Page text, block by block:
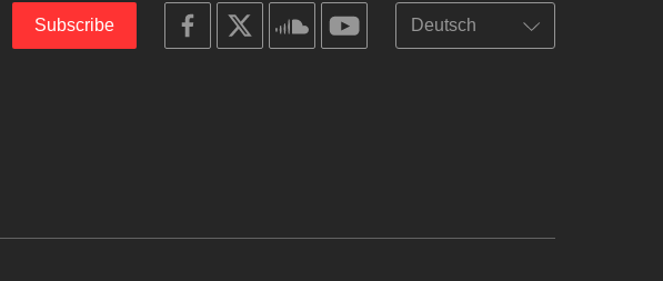
on
facebook
on
on
soundcloudyoutube
Subscribe